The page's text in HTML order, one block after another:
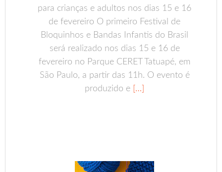
para crianças e adultos nos dias 15 e 16
de fevereiro O primeiro Festival de
Bloquinhos e Bandas Infantis do Brasil
será realizado nos dias 15 e 16 de
fevereiro no Parque CERET Tatuapé, em
São Paulo, a partir das 11h. O evento é
produzido e […]